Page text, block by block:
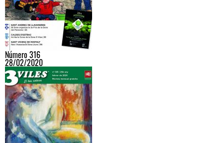
Número 316
28/02/2020